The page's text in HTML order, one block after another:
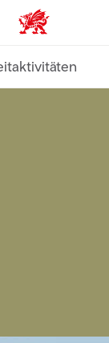
VisitWales